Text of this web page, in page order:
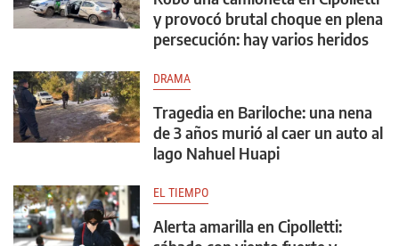
y provocó brutal choque en plena
persecución: hay varios heridos
DRAMA
Tragedia en Bariloche: una nena
de 3 años murió al caer un auto al
lago Nahuel Huapi
EL TIEMPO
Alerta amarilla en Cipolletti: